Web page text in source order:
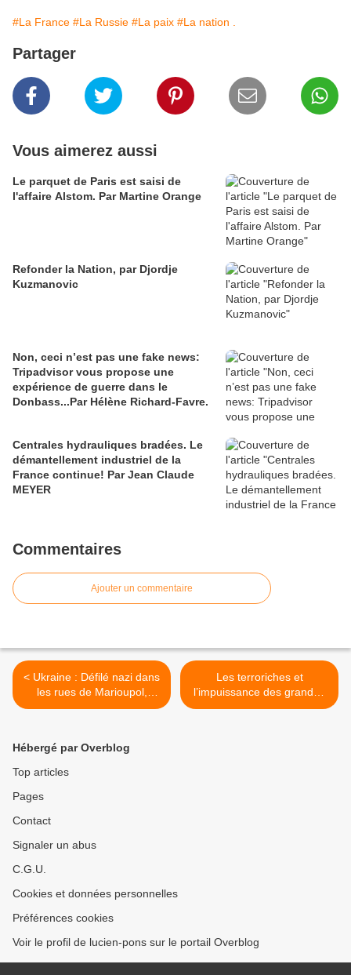
#La France #La Russie #La paix #La nation .
Partager
Vous aimerez aussi
Le parquet de Paris est saisi de
l'affaire Alstom. Par Martine Orange
Refonder la Nation, par Djordje
Kuzmanovic
Non, ceci n’est pas une fake news:
Tripadvisor vous propose une
expérience de guerre dans le
Donbass...Par Hélène Richard-Favre.
Centrales hydrauliques bradées. Le
démantellement industriel de la
France continue! Par Jean Claude
MEYER
Commentaires
Ajouter un commentaire
< Ukraine : Défilé nazi dans
les rues de Marioupol,
arrestations de masse à
Les terroriches et
l’impuissance des grandes
puissances >
Hébergé par Overblog
Top articles
Pages
Contact
Signaler un abus
C.G.U.
Cookies et données personnelles
Préférences cookies
Voir le profil de lucien-pons sur le portail Overblog